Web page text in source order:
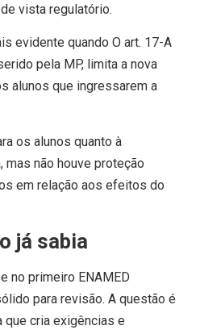
vista regulatório.
evidente quando O art. 17-A
pela MP, limita a nova
alunos que ingressarem a
os alunos quanto à
não houve proteção
em relação aos efeitos do
já sabia
no primeiro ENAMED
para revisão. A questão é
que cria exigências e